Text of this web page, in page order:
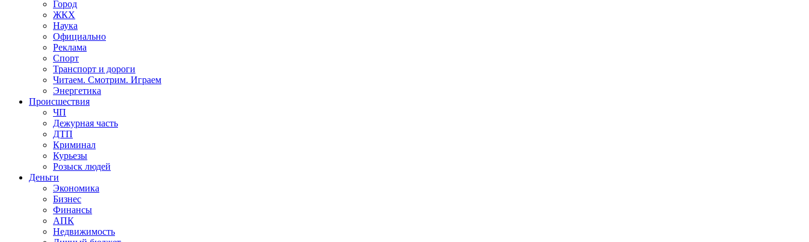
Город
ЖКХ
Наука
Официально
Реклама
Спорт
Транспорт и дороги
Читаем. Смотрим. Играем
Энергетика
Происшествия
ЧП
Дежурная часть
ДТП
Криминал
Курьезы
Розыск людей
Деньги
Экономика
Бизнес
Финансы
АПК
Недвижимость